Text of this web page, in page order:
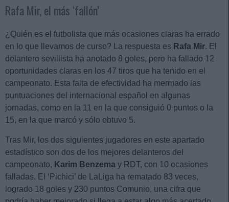
Rafa Mir, el más ‘fallón’
¿Quién es el futbolista que más ocasiones claras ha errado
en lo que llevamos de curso? La respuesta es Rafa Mir. El
delantero sevillista ha anotado 8 goles, pero ha fallado 12
oportunidades claras en los 47 tiros que ha tenido en el
campeonato. Esta falta de efectividad ha mermado las
puntuaciones del internacional español en algunas
jornadas, como en la 11 en la que consiguió 0 puntos o la
15, en la que marcó y sólo obtuvo 5.
Tras Mir, los dos siguientes jugadores en este apartado
estadístico son dos de los mejores delanteros del
campeonato, Karim Benzema y RDT, con 10 ocasiones
falladas. El ‘Pichici’ de LaLiga ha rematado 83 veces,
logrado 18 goles y 230 puntos Comunio, una cifra que